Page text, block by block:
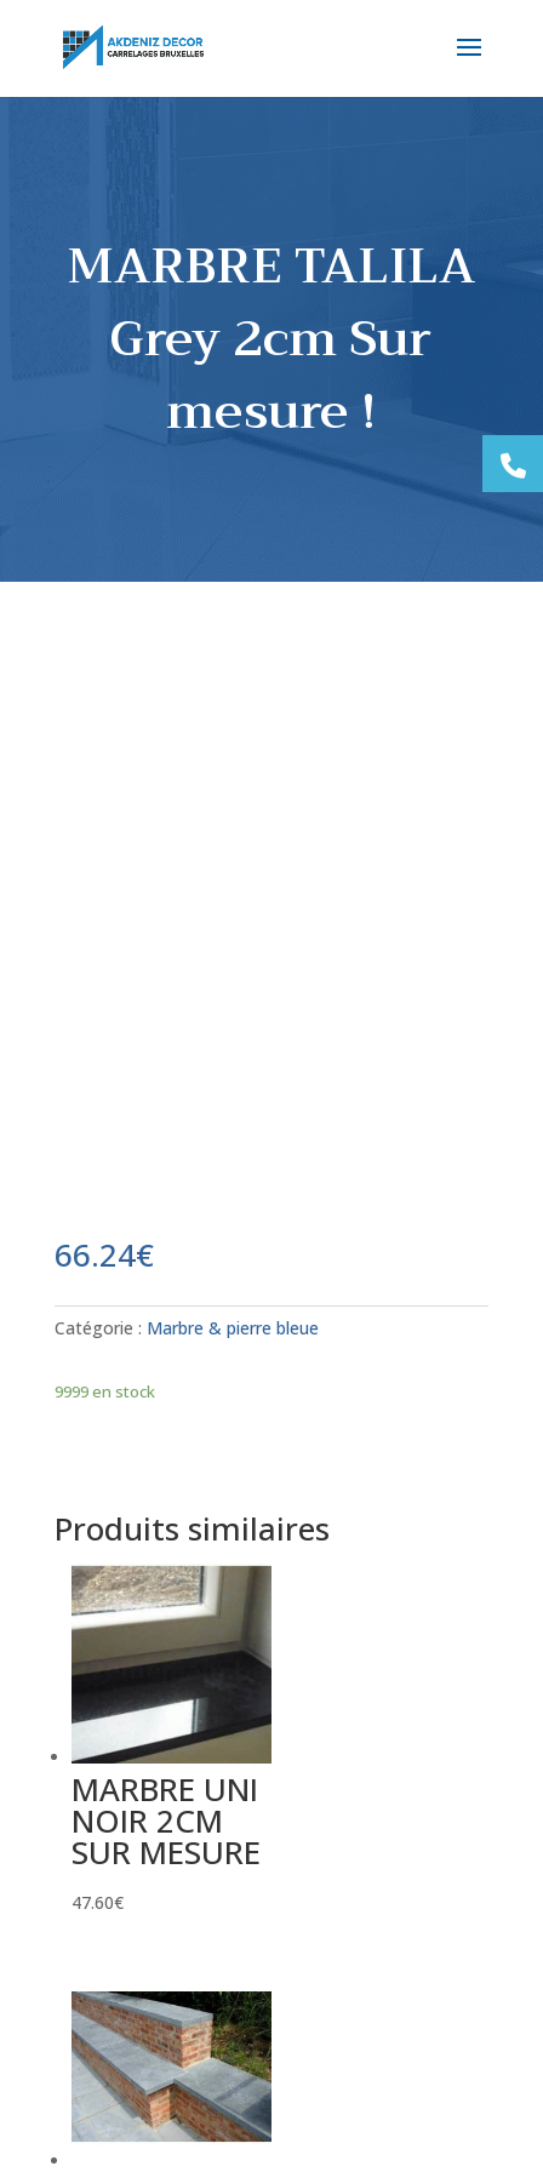
MARBRE TALILA
Grey 2cm Sur
mesure !
66.24€
Catégorie : Marbre & pierre bleue
9999 en stock
Produits similaires
MARBRE UNI
NOIR 2CM
SUR MESURE
47.60€